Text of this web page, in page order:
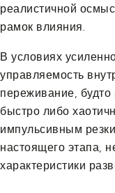
реалистичной
рамок влияния.
В условиях
управляемость
переживание, будто
быстро либо
импульсивным
настоящего этапа,
характеристики